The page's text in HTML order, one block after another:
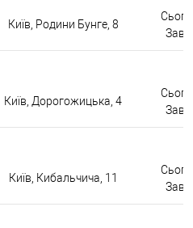
Київ, Родини Бунге, 8
Київ, Дорогожицька, 4
Київ, Кибальчича, 11